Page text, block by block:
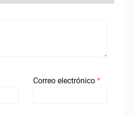
Correo electrónico *